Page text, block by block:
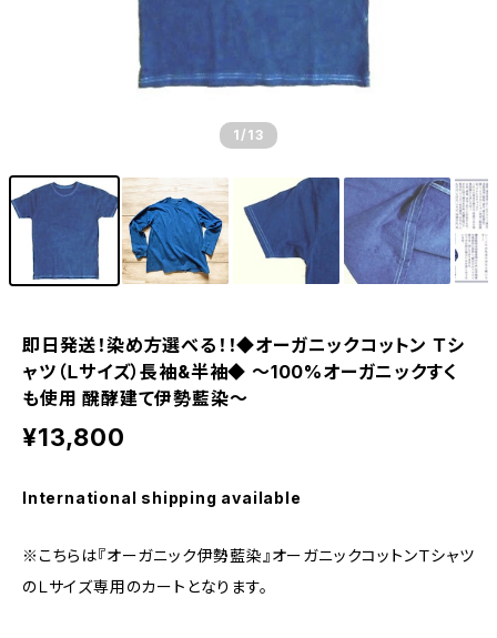
1 /13
即日発送！染め方選べる！！◆オーガニックコットン Ｔシ
ャツ（Ｌサイズ）長袖&半袖◆ ～100%オーガニックすく
も使用 醗酵建て伊勢藍染～
¥13,800
International shipping available
※こちらは『オーガニック伊勢藍染』オーガニックコットンＴシャツ
のＬサイズ専用のカートとなります。